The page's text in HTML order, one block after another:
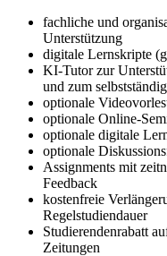
fachliche und
Unterstützung
digitale Lernskripte
KI-Tutor zur
und zum
optionale
optionale Online-
optionale digitale
optionale
Assignments mit
Feedback
kostenfreie
Regelstudiendauer
Studierendenrabatt
Zeitungen